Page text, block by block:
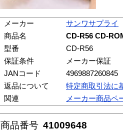
メーカー
サンワサプライ
商品名
CD-R56 CD-
型番
CD-R56
保証条件
メーカー保証
JANコード
4969887260845
返品について
特定商取引法に
関連
メーカー商品ペ
商品番号 41009648